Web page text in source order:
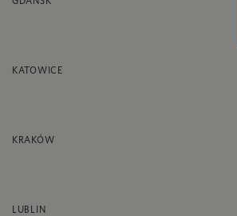
KATOWICE
KRAKÓW
LUBLIN